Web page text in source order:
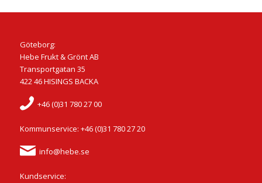
Göteborg:
Hebe Frukt & Grönt AB
Transportgatan 35
422 46 HISINGS BACKA
+46 (0)31 780 27 00
Kommunservice: +46 (0)31 780 27 20
info@hebe.se
Kundservice: